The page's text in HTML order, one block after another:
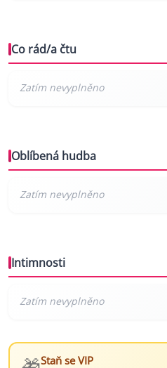
Co rád/a čtu
Oblíbená hudba
Intimnosti
Staň se VIP